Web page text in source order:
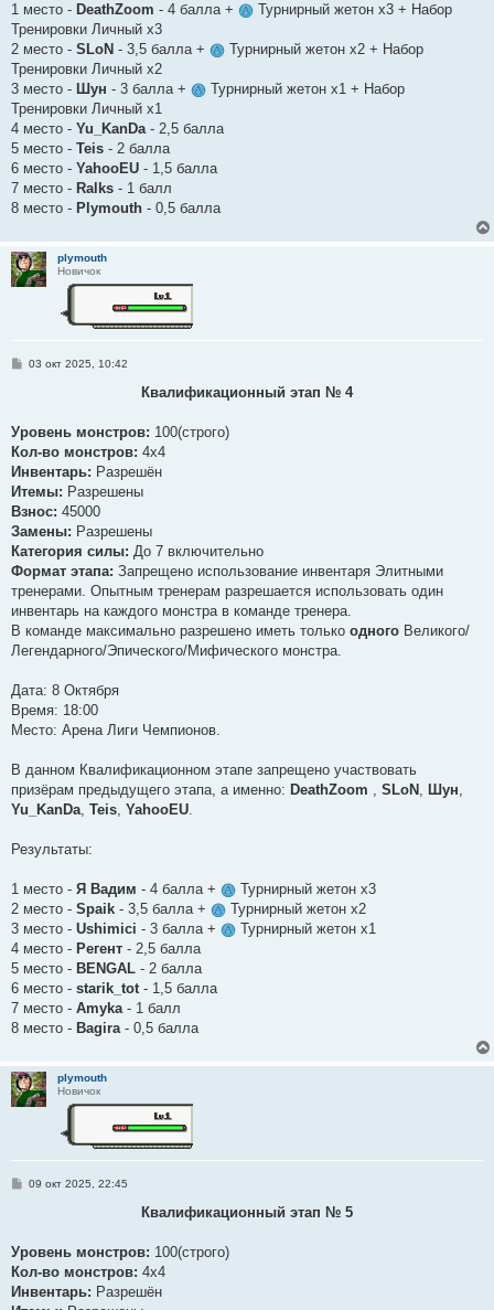
1 место - DeathZoom - 4 балла +
Турнирный жетон х3 + Набор
Тренировки Личный х3
2 место - SLoN - 3,5 балла +
Турнирный жетон х2 + Набор
Тренировки Личный х2
3 место - Шун - 3 балла +
Турнирный жетон х1 + Набор
Тренировки Личный х1
4 место - Yu_KanDa- 2,5 балла
5 место - Teis - 2 балла
6 место - YahooEU - 1,5 балла
7 место - Ralks - 1 балл
8 место - Plymouth - 0,5 балла
plymouth
Новичок
С
е
и
е
03 окт 2025, 10:42
Квалификационный этап № 4
Уровень монстров: 100(строго)
Кол-во монстров: 4х4
Инвентарь: Разрешён
Итемы: Разрешены
Взнос: 45000
Замены: Разрешены
Категория силы: До 7 включительно
Формат этапа: Запрещено использование инвентаря Элитными
тренерами. Опытным тренерам разрешается использовать один
инвентарь на каждого монстра в команде тренера.
В команде максимально разрешено иметь только одного Великого/
Легендарного/Эпического/Мифического монстра.
Дата: 8 Октября
Время: 18:00
Место: Арена Лиги Чемпионов.
В данном Квалификационном этапе запрещено участвовать
призёрам предыдущего этапа, а именно: DeathZoom , SLoN , Шун,
Yu_KanDa, Teis, YahooEU.
Результаты:
1 место - Я Вадим - 4 балла +
Турнирный жетон х3
2 место - Spaik - 3,5 балла +
Турнирный жетон х2
3 место - Ushimici - 3 балла +
Турнирный жетон х1
4 место - Регент - 2,5 балла
5 место - BENGAL - 2 балла
6 место - starik_tot- 1,5 балла
7 место - Amyka- 1 балл
8 место - Bagira- 0,5 балла
plymouth
Новичок
С
е
и
е
09 окт 2025, 22:45
Квалификационный этап № 5
Уровень монстров: 100(строго)
Кол-во монстров: 4х4
Инвентарь: Разрешён